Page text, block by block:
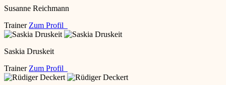
Susanne Reichmann
Trainer Zum Profil
Saskia Druskeit
Trainer Zum Profil